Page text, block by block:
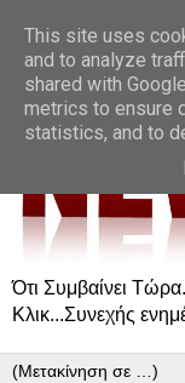
Ότι Συμβαίνει
Κλικ...Συνεχής
This site uses
and to analyze
shared with
metrics to ensure
statistics, and to